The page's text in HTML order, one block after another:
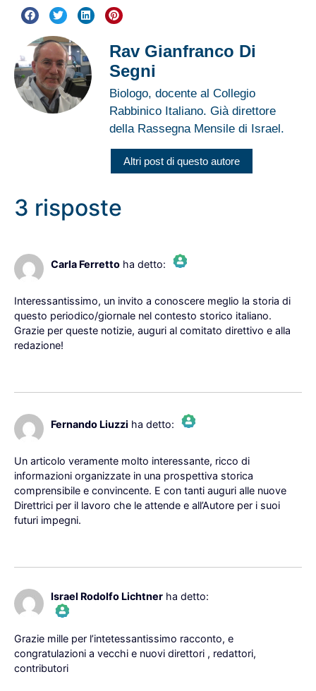
Rav Gianfranco Di
Segni
Biologo, docente al Collegio
Rabbinico Italiano. Già direttore
della Rassegna Mensile di Israel.
Altri post di questo autore
3 risposte
Carla Ferretto ha detto:
Anti-Spam by CleanTalk
Interessantissimo, un invito a conoscere meglio la storia di
questo periodico/giornale nel contesto storico italiano.
Grazie per queste notizie, auguri al comitato direttivo e alla
redazione!
Fernando Liuzzi ha detto:
Anti-Spam by CleanTalk
Un articolo veramente molto interessante, ricco di
informazioni organizzate in una prospettiva storica
comprensibile e convincente. E con tanti auguri alle nuove
Direttrici per il lavoro che le attende e all’Autore per i suoi
futuri impegni.
Israel Rodolfo Lichtner ha detto:
The Real Person Badge!
Grazie mille per l’intetessantissimo racconto, e
congratulazioni a vecchi e nuovi direttori , redattori,
contributori